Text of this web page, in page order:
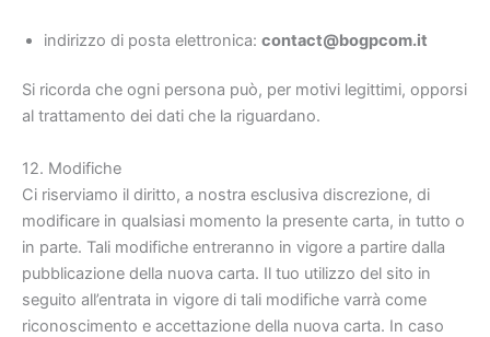
indirizzo di posta elettronica: contact@bogpcom.it
Si ricorda che ogni persona può, per motivi legittimi, opporsi
al trattamento dei dati che la riguardano.
12. Modifiche
Ci riserviamo il diritto, a nostra esclusiva discrezione, di
modificare in qualsiasi momento la presente carta, in tutto o
in parte. Tali modifiche entreranno in vigore a partire dalla
pubblicazione della nuova carta. Il tuo utilizzo del sito in
seguito all’entrata in vigore di tali modifiche varrà come
riconoscimento e accettazione della nuova carta. In caso